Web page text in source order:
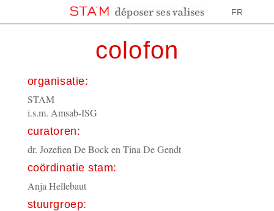
FR
colofon
organisatie:
STAM
i.s.m. Amsab-ISG
curatoren:
dr. Jozefien De Bock en Tina De Gendt
coördinatie stam:
Anja Hellebaut
stuurgroep: